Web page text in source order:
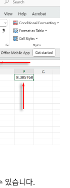
있습니다.